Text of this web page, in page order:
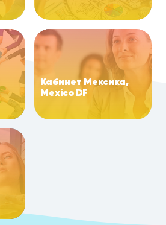
Кабинет Мексика,
Mexico DF